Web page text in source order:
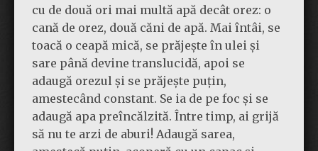
cu de două ori mai multă apă decât orez: o
cană de orez, două căni de apă. Mai întâi, se
toacă o ceapă mică, se prăjește în ulei și
sare până devine translucidă, apoi se
adaugă orezul și se prăjește puțin,
amestecând constant. Se ia de pe foc și se
adaugă apa preîncălzită. Între timp, ai grijă
să nu te arzi de aburi! Adaugă sarea,